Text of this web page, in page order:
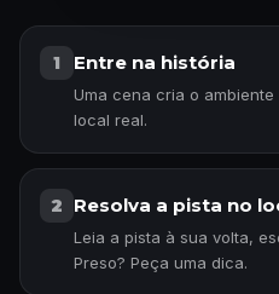
1 Entre na história
Uma cena cria o
local real.
2 Resolva a pista no
Leia a pista à sua volta,
Preso? Peça uma dica.